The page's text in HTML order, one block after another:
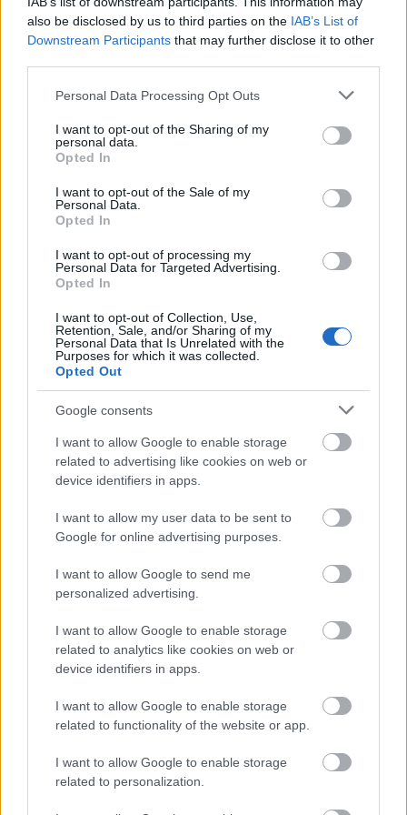
also be disclosed by us to third parties on the IAB’s List of
Downstream Participants that may further disclose it to other
Please note that this website/app uses one or more Google
not limited to your visit or usage behaviour. You may click to
grant or deny consent to Google and its third-party tags to
use your data for below specified purposes in below Google
consent section.
Personal Data Processing Opt Outs
I want to opt-out of the Sharing of my
personal data.
Opted In
I want to opt-out of the Sale of my
Personal Data.
Opted In
I want to opt-out of processing my
Personal Data for Targeted Advertising.
Opted In
I want to opt-out of Collection, Use,
Retention, Sale, and/or Sharing of my
Personal Data that Is Unrelated with the
Purposes for which it was collected.
Opted Out
Google consents
I want to allow Google to enable storage
related to advertising like cookies on web or
device identifiers in apps.
I want to allow my user data to be sent to
Google for online advertising purposes.
I want to allow Google to send me
personalized advertising.
I want to allow Google to enable storage
related to analytics like cookies on web or
device identifiers in apps.
I want to allow Google to enable storage
related to functionality of the website or app.
I want to allow Google to enable storage
related to personalization.
Kecskeméten is szakirányú továbbképzésekkel erősít a
Országos hírek
A lakosságra is fontos szerep hárul a szúnyoginvázió
elkerülésében
MAGYAR ÉPÍTŐK